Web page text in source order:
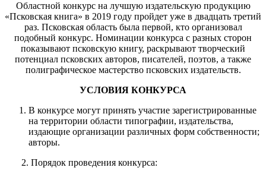
Областной конкурс на лучшую издательскую продукцию
«Псковская книга» в 2019 году пройдет уже в двадцать третий
раз. Псковская область была первой, кто организовал
подобный конкурс. Номинации конкурса с разных сторон
показывают псковскую книгу, раскрывают творческий
потенциал псковских авторов, писателей, поэтов, а также
полиграфическое мастерство псковских издательств.
УСЛОВИЯ КОНКУРСА
В конкурсе могут принять участие зарегистрированные
на территории области типографии, издательства,
издающие организации различных форм собственности;
авторы.
2. Порядок проведения конкурса: